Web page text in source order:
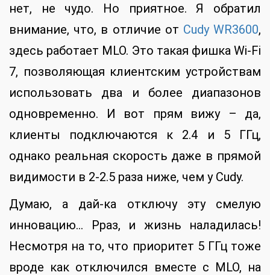
нет, не чудо. Но приятное. Я обратил
внимание, что, в отличие от Cudy WR3600,
здесь работает MLO. Это такая фишка Wi-Fi
7, позволяющая клиентским устройствам
использовать два и более диапазонов
одновременно. И вот прям вижу – да,
клиенты подключаются к 2.4 и 5 ГГц,
однако реальная скорость даже в прямой
видимости в 2-2.5 раза ниже, чем у Cudy.
Думаю, а дай-ка отключу эту смелую
инновацию… Рраз, и жизнь наладилась!
Несмотря на то, что приоритет 5 ГГц тоже
вроде как отключился вместе с MLO, на